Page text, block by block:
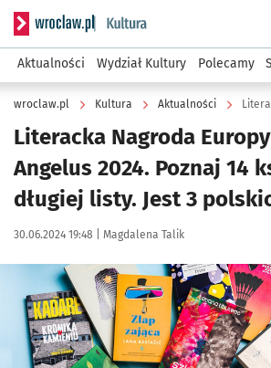
Serwis informacyjny wroclaw.pl
Aktualności Wydział Kultury Polecamy
wroclaw.pl Kultura Aktualności
Literacka Nagroda
Angelus 2024. Poznaj 14
długiej listy. Jest 3
Data publikacji:
30.06.2024 19:48 | Autor:
Magdalena Talik
Kliknij, aby powiększyć